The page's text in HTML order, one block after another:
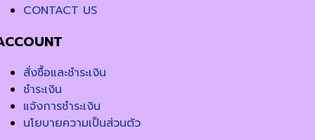
CONTACT US
สั่งซื้อและชำระเงิน
ชำระเงิน
แจ้งการชำระเงิน
นโยบายความเป็นส่วนตัว